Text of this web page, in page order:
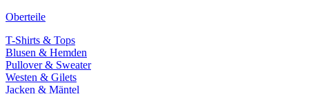
Oberteile
T-Shirts & Tops
Blusen & Hemden
Pullover & Sweater
Westen & Gilets
Jacken & Mäntel